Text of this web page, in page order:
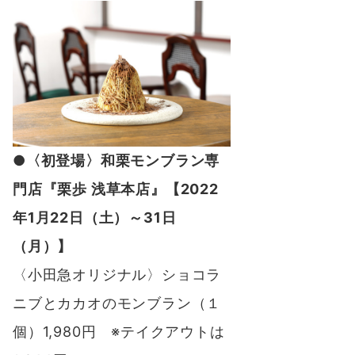
●〈初登場〉和栗モンブラン専
門店『栗歩 浅草本店』【2022
年1月22日（土）～31日
（月）】
〈小田急オリジナル〉ショコラ
ニブとカカオのモンブラン（１
個）1,980円 ※テイクアウトは